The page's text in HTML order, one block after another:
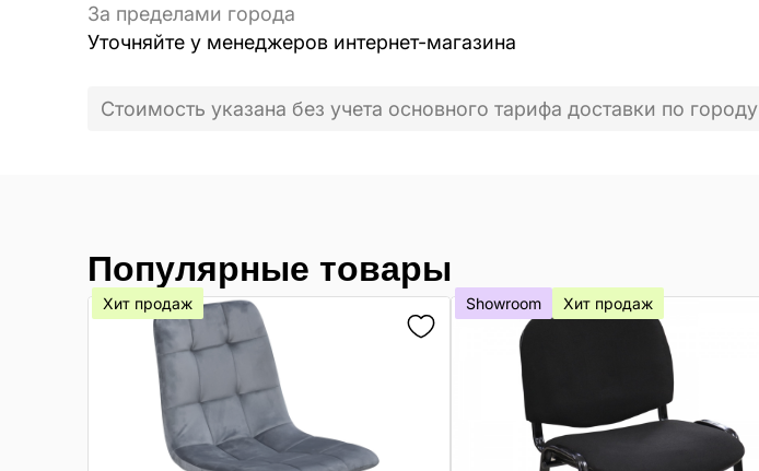
За пределами города
Уточняйте у менеджеров интернет-магазина
Стоимость указана без учета основного тарифа доставки по городу
Популярные товары
Хит продаж Showroom Хит продаж